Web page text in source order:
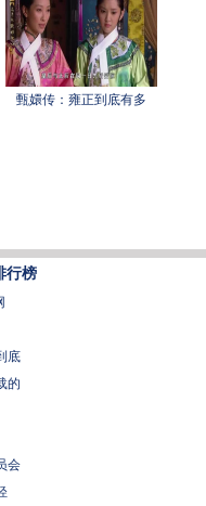
甄嬛传：雍正到底有多
行榜
底
的
会